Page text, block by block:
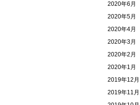
2020年6月
2020年5月
2020年4月
2020年3月
2020年2月
2020年1月
2019年12月
2019年11月